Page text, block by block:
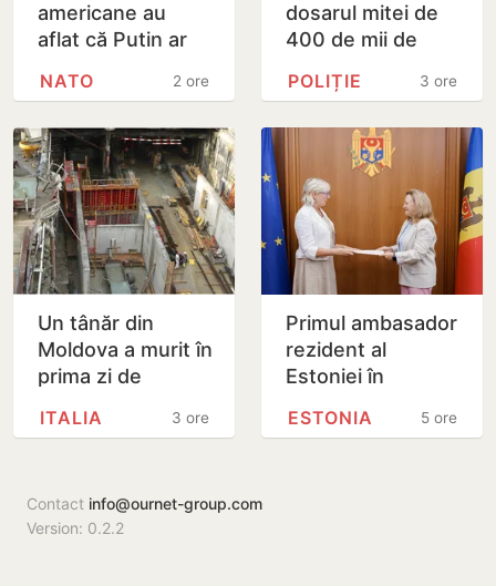
americane au
aflat că Putin ar
cu un atac chiar în
2 ore
NATO
dosarul mitei de
400 de mii de
facilitat transferul
3 ore
POLIȚIE
Un tânăr din
Moldova a murit în
prima zi de
ambulanța ar fi3 ore
ITALIA
Primul ambasador
rezident al
Estoniei în
Moldova și-a
5 ore
ESTONIA
Contact info@ournet-group.com
Version: 0.2.2